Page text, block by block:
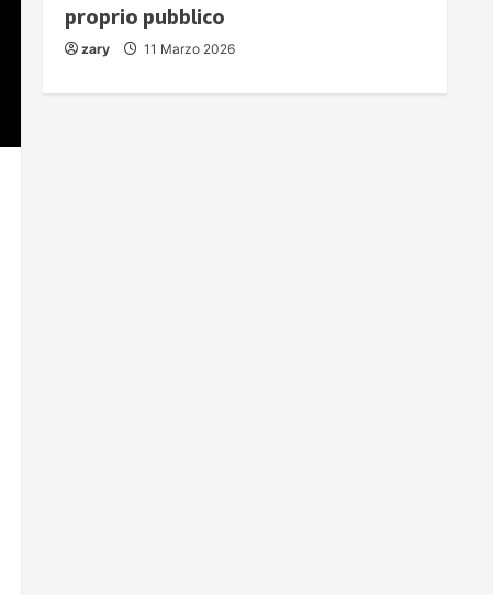
proprio pubblico
zary 11 Marzo 2026